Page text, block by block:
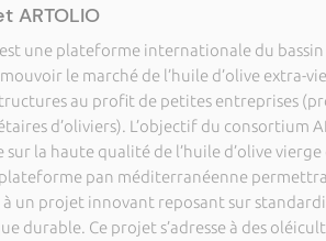
ARTOLIO
est une plateforme internationale du
le marché de l’huile d’olive extra-
au profit de petites entreprises
d’oliviers). L’objectif du consortium
sur la haute qualité de l’huile d’olive
pan méditerranéenne
un projet innovant reposant sur
durable. Ce projet s’adresse à des